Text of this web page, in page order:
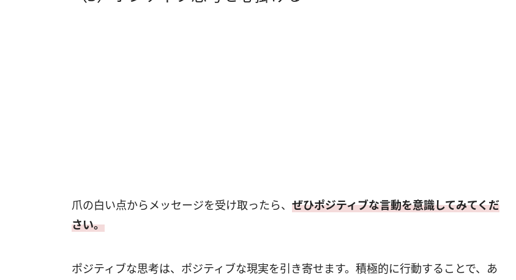
爪の白い点からメッセージを受け取ったら、 ぜひポジティブな言動を意識してみてくだ
さい。
ポジティブな思考は、ポジティブな現実を引き寄せます。積極的に行動することで、あ